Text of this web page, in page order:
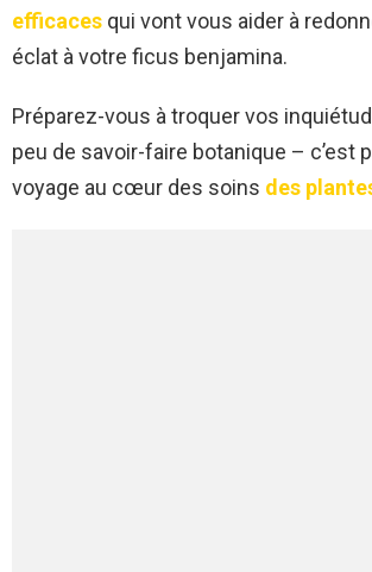
efficaces qui vont vous aider à
éclat à votre ficus benjamina.
Préparez-vous à troquer vos
peu de savoir-faire botanique – c’est
voyage au cœur des soins des